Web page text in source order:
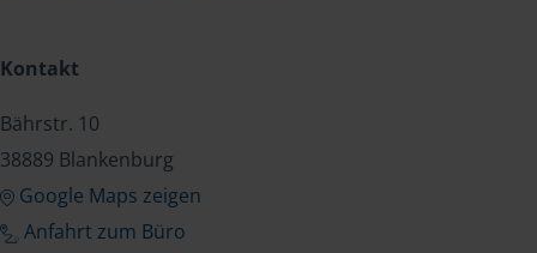
Kontakt
Bährstr. 10
38889 Blankenburg
Google Maps zeigen
Anfahrt zum Büro